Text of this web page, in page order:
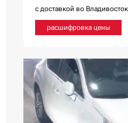
с доставкой во Владивосток
расшифровка цены